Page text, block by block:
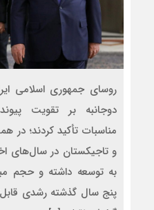
روسای جمهوری اسلامی
دوجانبه بر تقویت
مناسبات تأکید کردند؛ در
و تاجیکستان در سال‌های
به توسعه داشته و حجم
پنج سال گذشته رشدی